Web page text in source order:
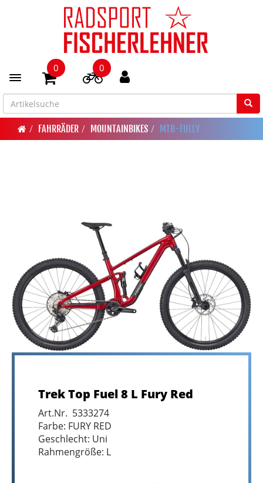
Toggle navigation
0 0
FAHRRÄDER MOUNTAINBIKES MTB-FULLY
Trek Top Fuel 8 L Fury Red
Art.Nr. 5333274
Farbe: FURY RED
Geschlecht: Uni
Rahmengröße: L